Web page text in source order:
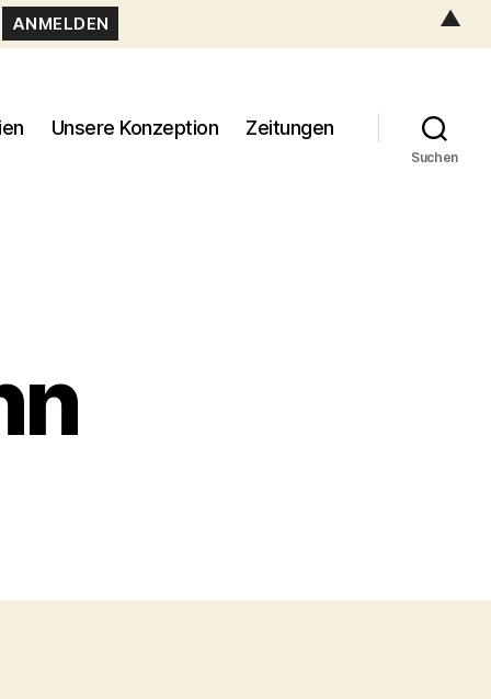
Unsere Konzeption Zeitungen
Suchen
▲